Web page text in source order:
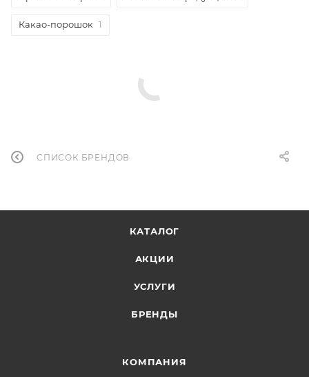
Какао-порошок 1
СПИСОК БРЕНДОВ
КАТАЛОГ
АКЦИИ
УСЛУГИ
БРЕНДЫ
КОМПАНИЯ